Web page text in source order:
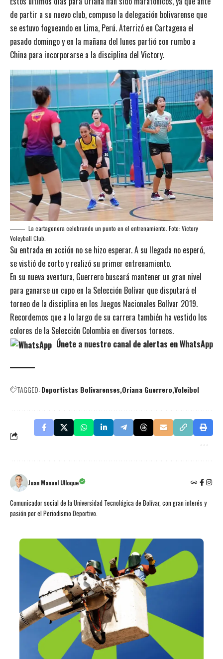
de partir a su nuevo club, compuso la delegación bolivarense que
se estuvo fogueando en Lima, Perú. Aterrizó en Cartagena el
pasado domingo y en la mañana del lunes partió con rumbo a
China para incorporarse a la disciplina del Victory.
La cartagenera celebrando un punto en el entrenamiento. Foto: Victory
Voleyball Club.
Su entrada en acción no se hizo esperar. A su llegada no esperó,
se vistió de corto y realizó su primer entrenamiento.
En su nueva aventura, Guerrero buscará mantener un gran nivel
para ganarse un cupo en la Selección Bolívar que disputará el
torneo de la disciplina en los Juegos Nacionales Bolívar 2019.
Recordemos que a lo largo de su carrera también ha vestido los
colores de la Selección Colombia en diversos torneos.
Únete a nuestro canal de alertas en WhatsApp
TAGGED:Deportistas Bolivarenses Oriana Guerrero Voleibol
Juan Manuel Ulloque
Comunicador social de la Universidad Tecnológica de Bolívar, con gran interés y
pasión por el Periodismo Deportivo.